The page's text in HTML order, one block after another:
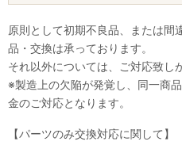
原則として初期不良品、または間
品・交換は承っております。
それ以外については、ご対応致し
※製造上の欠陥が発覚し、同一商
金のご対応となります。
【パーツのみ交換対応に関して】